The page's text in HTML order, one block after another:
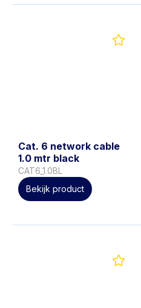
Cat. 6 network cable
1.0 mtr black
CAT6_1.0BL
Bekijk product